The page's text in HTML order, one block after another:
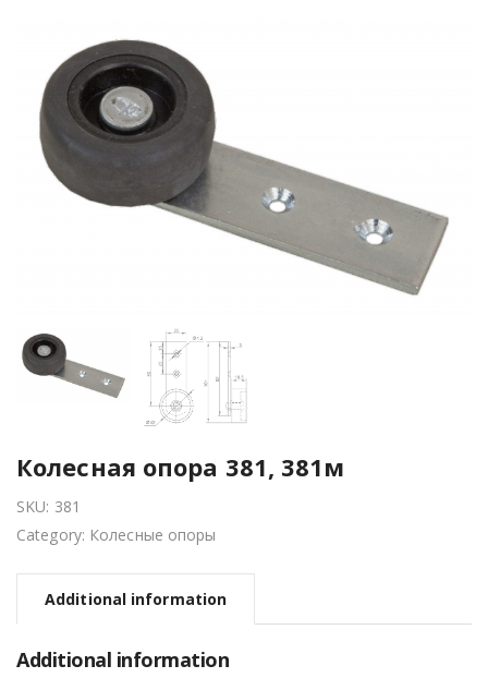
Колесная опора 381, 381м
SKU: 381
Category: Колесные опоры
Additional information
Additional information